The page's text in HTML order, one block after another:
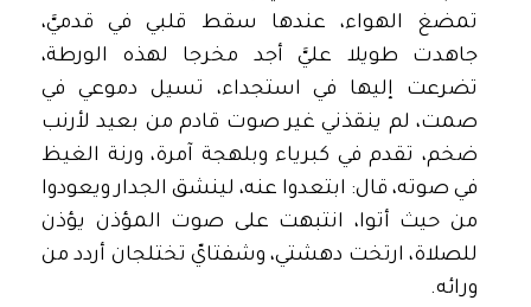
تمضغ الهواء، عندها سقط قلبي في قدميَّ،
جاهدت طويلا عليَّ أجد مخرجا لهذه الورطة،
تضرعت إليها في استجداء، تسيل دموعي في
صمت، لم ينقذني غير صوت قادم من بعيد لأرنب
ضخم، تقدم في كبرياء وبلهجة آمرة، ورنة الغيظ
في صوته، قال: ابتعدوا عنه، لينشق الجدار ويعودوا
من حيث أتوا، انتبهت على صوت المؤذن يؤذن
للصلاة، ارتخت دهشتي، وشفتايّ تختلجان أردد من
ورائه.